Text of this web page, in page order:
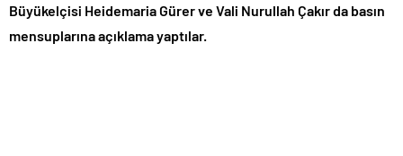
Büyükelçisi Heidemaria Gürer ve Vali Nurullah Çakır da basın
mensuplarına açıklama yaptılar.